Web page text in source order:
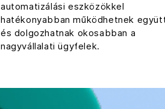
automatizálási eszközökkel
hatékonyabban működhetnek
és dolgozhatnak okosabban a
nagyvállalati ügyfelek.